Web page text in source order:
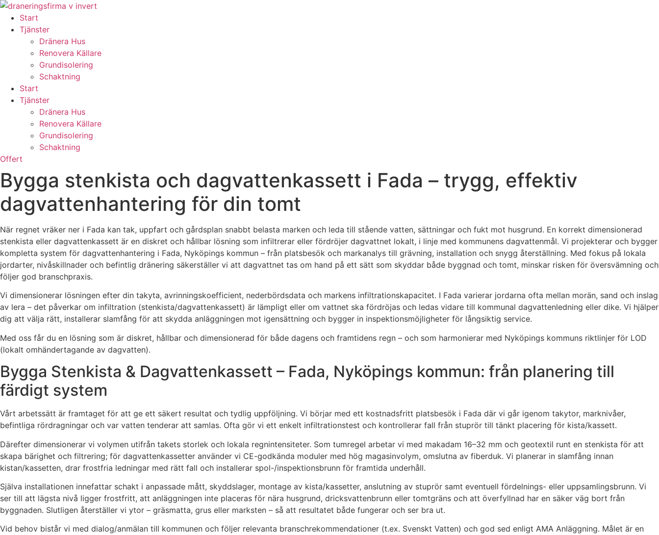
Skip
content
Start
Tjänster
Dränera Hus
Renovera Källare
Grundisolering
Schaktning
Start
Tjänster
Dränera Hus
Renovera Källare
Grundisolering
Schaktning
Offert
Bygga stenkista och dagvattenkassett i Fada – trygg, effektiv
dagvattenhantering för din tomt
När regnet vräker ner i Fada kan tak, uppfart och gårdsplan snabbt belasta marken och leda till stående vatten, sättningar och fukt mot husgrund. En korrekt dimensionerad
stenkista eller dagvattenkassett är en diskret och hållbar lösning som infiltrerar eller fördröjer dagvattnet lokalt, i linje med kommunens dagvattenmål. Vi projekterar och bygger
kompletta system för dagvattenhantering i Fada, Nyköpings kommun – från platsbesök och markanalys till grävning, installation och snygg återställning. Med fokus på lokala
jordarter, nivåskillnader och befintlig dränering säkerställer vi att dagvattnet tas om hand på ett sätt som skyddar både byggnad och tomt, minskar risken för översvämning och
följer god branschpraxis.
Vi dimensionerar lösningen efter din takyta, avrinningskoefficient, nederbördsdata och markens infiltrationskapacitet. I Fada varierar jordarna ofta mellan morän, sand och inslag
av lera – det påverkar om infiltration (stenkista/dagvattenkassett) är lämpligt eller om vattnet ska fördröjas och ledas vidare till kommunal dagvattenledning eller dike. Vi hjälper
dig att välja rätt, installerar slamfång för att skydda anläggningen mot igensättning och bygger in inspektionsmöjligheter för långsiktig service.
Med oss får du en lösning som är diskret, hållbar och dimensionerad för både dagens och framtidens regn – och som harmonierar med Nyköpings kommuns riktlinjer för LOD
(lokalt omhändertagande av dagvatten).
Bygga Stenkista & Dagvattenkassett – Fada, Nyköpings kommun: från planering till
färdigt system
Vårt arbetssätt är framtaget för att ge ett säkert resultat och tydlig uppföljning. Vi börjar med ett kostnadsfritt platsbesök i Fada där vi går igenom takytor, marknivåer,
befintliga rördragningar och var vatten tenderar att samlas. Ofta gör vi ett enkelt infiltrationstest och kontrollerar fall från stuprör till tänkt placering för kista/kassett.
Därefter dimensionerar vi volymen utifrån takets storlek och lokala regnintensiteter. Som tumregel arbetar vi med makadam 16–32 mm och geotextil runt en stenkista för att
skapa bärighet och filtrering; för dagvattenkassetter använder vi CE-godkända moduler med hög magasinvolym, omslutna av fiberduk. Vi planerar in slamfång innan
kistan/kassetten, drar frostfria ledningar med rätt fall och installerar spol-/inspektionsbrunn för framtida underhåll.
Själva installationen innefattar schakt i anpassade mått, skyddslager, montage av kista/kassetter, anslutning av stuprör samt eventuell fördelnings- eller uppsamlingsbrunn. Vi
ser till att lägsta nivå ligger frostfritt, att anläggningen inte placeras för nära husgrund, dricksvattenbrunn eller tomtgräns och att överfyllnad har en säker väg bort från
byggnaden. Slutligen återställer vi ytor – gräsmatta, grus eller marksten – så att resultatet både fungerar och ser bra ut.
Vid behov bistår vi med dialog/anmälan till kommunen och följer relevanta branschrekommendationer (t.ex. Svenskt Vatten) och god sed enligt AMA Anläggning. Målet är en